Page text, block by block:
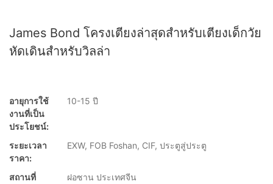
James Bond โครงเตียงล่าสุดสำหรับเตียงเด็กวัย
หัดเดินสำหรับวิลล่า
อายุการใช้
งานที่เป็น
ประโยชน์:
10-15 ปี
ระยะเวลา
ราคา:
EXW, FOB Foshan, CIF, ประตูสู่ประตู
สถานที่
ฝอซาน ประเทศจีน